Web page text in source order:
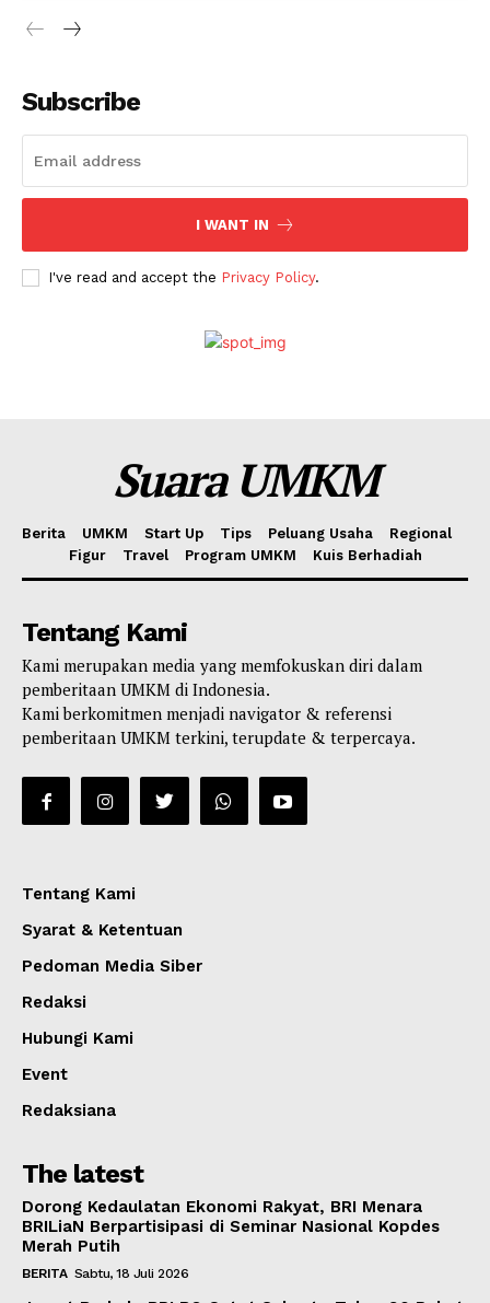
Subscribe
I WANT IN
I've read and accept the Privacy Policy.
Suara UMKM
Berita UMKM Start Up Tips Peluang Usaha
Regional
Figur
Travel Program UMKM Kuis Berhadiah
Tentang Kami
Kami merupakan media yang memfokuskan diri dalam
pemberitaan UMKM di Indonesia.
Kami berkomitmen menjadi navigator & referensi
pemberitaan UMKM terkini, terupdate & terpercaya.
Tentang Kami
Syarat & Ketentuan
Pedoman Media Siber
Redaksi
Hubungi Kami
Event
Redaksiana
The latest
Dorong Kedaulatan Ekonomi Rakyat, BRI Menara
BRILiaN Berpartisipasi di Seminar Nasional Kopdes
Merah Putih
BERITA Sabtu, 18 Juli 2026